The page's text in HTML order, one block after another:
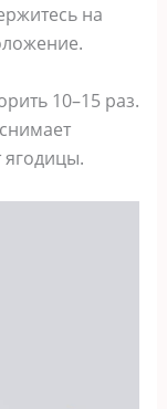
на
10–15 раз.
ягодицы.